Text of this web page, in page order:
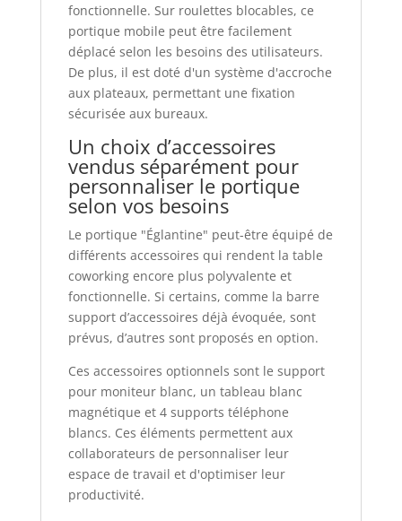
fonctionnelle. Sur roulettes blocables, ce
portique mobile peut être facilement
déplacé selon les besoins des utilisateurs.
De plus, il est doté d'un système d'accroche
aux plateaux, permettant une fixation
sécurisée aux bureaux.
Un choix d’accessoires
vendus séparément pour
personnaliser le portique
selon vos besoins
Le portique "Églantine" peut-être équipé de
différents accessoires qui rendent la table
coworking encore plus polyvalente et
fonctionnelle. Si certains, comme la barre
support d’accessoires déjà évoquée, sont
prévus, d’autres sont proposés en option.
Ces accessoires optionnels sont le support
pour moniteur blanc, un tableau blanc
magnétique et 4 supports téléphone
blancs. Ces éléments permettent aux
collaborateurs de personnaliser leur
espace de travail et d'optimiser leur
productivité.